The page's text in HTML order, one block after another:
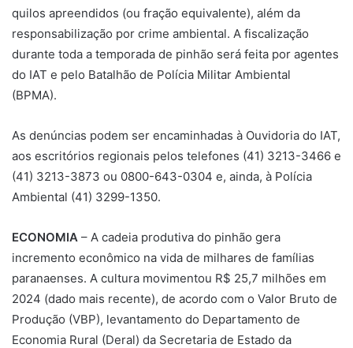
quilos apreendidos (ou fração equivalente), além da
responsabilização por crime ambiental. A fiscalização
durante toda a temporada de pinhão será feita por agentes
do IAT e pelo Batalhão de Polícia Militar Ambiental
(BPMA).
As denúncias podem ser encaminhadas à Ouvidoria do IAT,
aos escritórios regionais pelos telefones (41) 3213-3466 e
(41) 3213-3873 ou 0800-643-0304 e, ainda, à Polícia
Ambiental (41) 3299-1350.
ECONOMIA – A cadeia produtiva do pinhão gera
incremento econômico na vida de milhares de famílias
paranaenses. A cultura movimentou R$ 25,7 milhões em
2024 (dado mais recente), de acordo com o Valor Bruto de
Produção (VBP), levantamento do Departamento de
Economia Rural (Deral) da Secretaria de Estado da